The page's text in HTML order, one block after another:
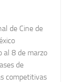
de Cine de
al 8 de marzo
de
competitivas